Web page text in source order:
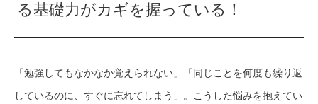
る基礎力がカギを握っている！
「勉強してもなかなか覚えられない」「同じことを何度も繰り返
しているのに、すぐに忘れてしまう」。こうした悩みを抱えてい